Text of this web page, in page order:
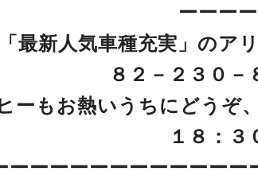
ーーーー
最新人気車種充実」の
８２－２３０－
ーもお熱いうちにどう
１８：３
ーーーーーーーーーーー